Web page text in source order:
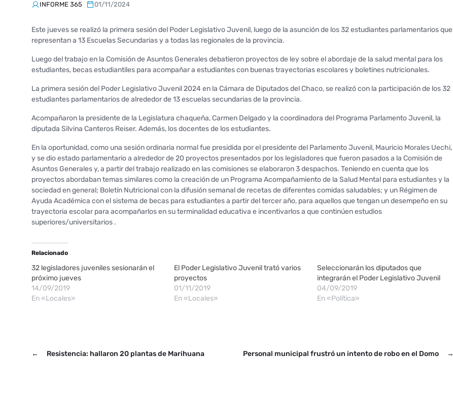
INFORME 365 01/11/2024
Este jueves se realizó la primera sesión del Poder Legislativo Juvenil, luego de la asunción de los 32 estudiantes parlamentarios que
representan a 13 Escuelas Secundarias y a todas las regionales de la provincia.
Luego del trabajo en la Comisión de Asuntos Generales debatieron proyectos de ley sobre el abordaje de la salud mental para los
estudiantes, becas estudiantiles para acompañar a estudiantes con buenas trayectorias escolares y boletines nutricionales.
La primera sesión del Poder Legislativo Juvenil 2024 en la Cámara de Diputados del Chaco, se realizó con la participación de los 32
estudiantes parlamentarios de alrededor de 13 escuelas secundarias de la provincia.
Acompañaron la presidente de la Legislatura chaqueña, Carmen Delgado y la coordinadora del Programa Parlamento Juvenil, la
diputada Silvina Canteros Reiser. Además, los docentes de los estudiantes.
En la oportunidad, como una sesión ordinaria normal fue presidida por el presidente del Parlamento Juvenil, Mauricio Morales Uechi,
y se dio estado parlamentario a alrededor de 20 proyectos presentados por los legisladores que fueron pasados a la Comisión de
Asuntos Generales y, a partir del trabajo realizado en las comisiones se elaboraron 3 despachos. Teniendo en cuenta que los
proyectos abordaban temas similares como la creación de un Programa Acompañamiento de la Salud Mental para estudiantes y la
sociedad en general; Boletín Nutricional con la difusión semanal de recetas de diferentes comidas saludables; y un Régimen de
Ayuda Académica con el sistema de becas para estudiantes a partir del tercer año, para aquellos que tengan un desempeño en su
trayectoria escolar para acompañarlos en su terminalidad educativa e incentivarlos a que continúen estudios
superiores/universitarios .
Relacionado
32 legisladores juveniles sesionarán el
próximo jueves
14/09/2019
En «Locales»
El Poder Legislativo Juvenil trató varios
proyectos
01/11/2019
En «Locales»
Seleccionarán los diputados que
integrarán el Poder Legislativo Juvenil
04/09/2019
En «Política»
← Resistencia: hallaron 20 plantas de Marihuana →
Personal municipal frustró un intento de robo en el Domo